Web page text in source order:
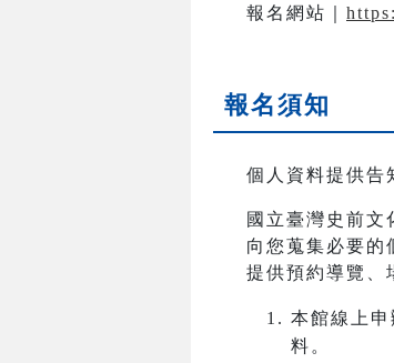
報名網站｜
報名須知
個人資料提供告
國立臺灣史前文
向您蒐集必要的
提供預約導覽、
本館線上
料。